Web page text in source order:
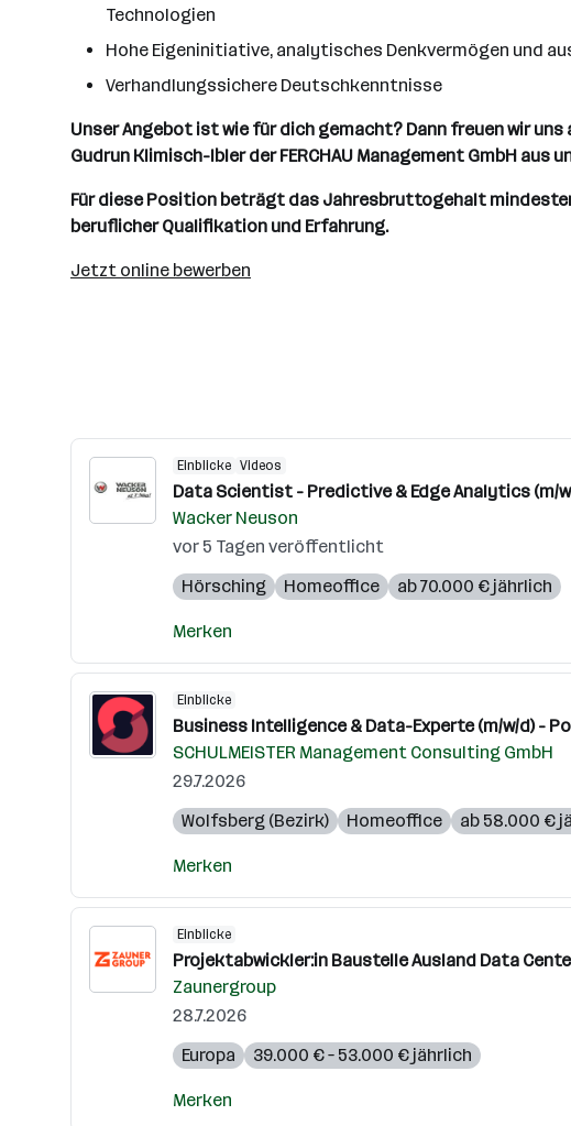
Technologien
Hohe Eigeninitiative, analytisches Denkvermögen und
Verhandlungssichere Deutschkenntnisse
Unser Angebot ist wie für dich gemacht? Dann freuen wir uns
Gudrun Klimisch-Ibler der FERCHAU Management GmbH
Für diese Position beträgt das Jahresbruttogehalt
beruflicher Qualifikation und Erfahrung.
Jetzt online bewerben
Einblicke Videos
Data Scientist - Predictive & Edge Analytics (m/
Wacker Neuson
vor 5 Tagen veröffentlicht
Hörsching
Homeoffice ab 70.000 € jährlich
Merken
Einblicke
Business Intelligence & Data-Experte (m/w/d) -
SCHULMEISTER Management Consulting GmbH
29.7.2026
Wolfsberg (Bezirk)
Homeoffice ab 58.000 €
Merken
Einblicke
Projektabwickler:in Baustelle Ausland Data
Zaunergroup
28.7.2026
Europa
39.000 € – 53.000 € jährlich
Merken